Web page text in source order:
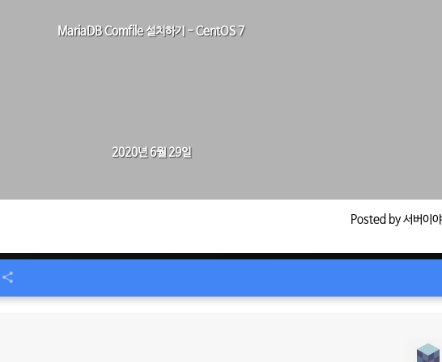
MariaDB Comfile 설치하기 - CentOS 7
2020년 6월 29일
Posted by 서버이